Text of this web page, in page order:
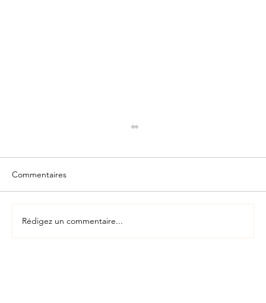
Commentaires
Rédigez un commentaire...